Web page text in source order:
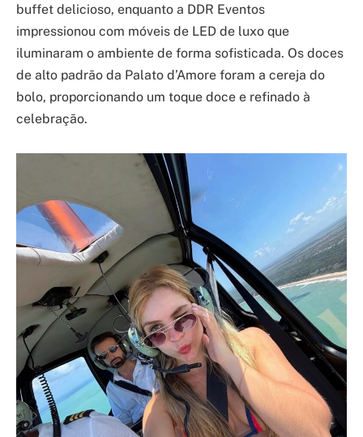
buffet delicioso, enquanto a DDR Eventos
impressionou com móveis de LED de luxo que
iluminaram o ambiente de forma sofisticada. Os doces
de alto padrão da Palato d’Amore foram a cereja do
bolo, proporcionando um toque doce e refinado à
celebração.